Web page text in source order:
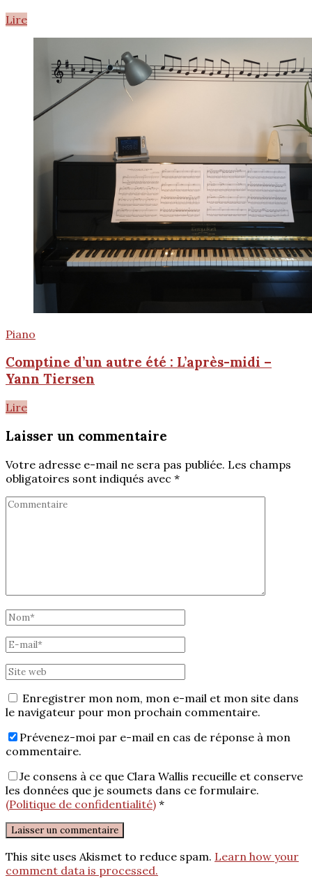
Lire
Piano
Comptine d’un autre été : L’après-midi –
Yann Tiersen
Lire
Laisser un commentaire
Votre adresse e-mail ne sera pas publiée. Les champs
obligatoires sont indiqués avec *
Enregistrer mon nom, mon e-mail et mon site dans
le navigateur pour mon prochain commentaire.
Prévenez-moi par e-mail en cas de réponse à mon
commentaire.
Je consens à ce que Clara Wallis recueille et conserve
les données que je soumets dans ce formulaire.
(Politique de confidentialité) *
This site uses Akismet to reduce spam. Learn how your
comment data is processed.